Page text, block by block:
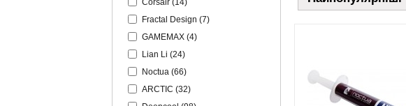
Corsair (14)
Fractal Design (7)
GAMEMAX (4)
Lian Li (24)
Noctua (66)
ARCTIC (32)